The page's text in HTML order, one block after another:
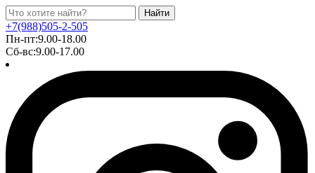
Найти
+7(988)505-2-505
Пн-пт:9.00-18.00
Сб-вс:9.00-17.00